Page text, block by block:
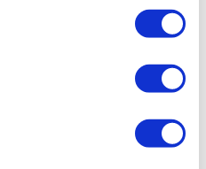
zu verwendenden Wörter
Minuten auf den roten und
auf der orangenen Route.